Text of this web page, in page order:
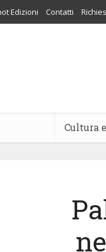
Edizioni Contatti
Cultura